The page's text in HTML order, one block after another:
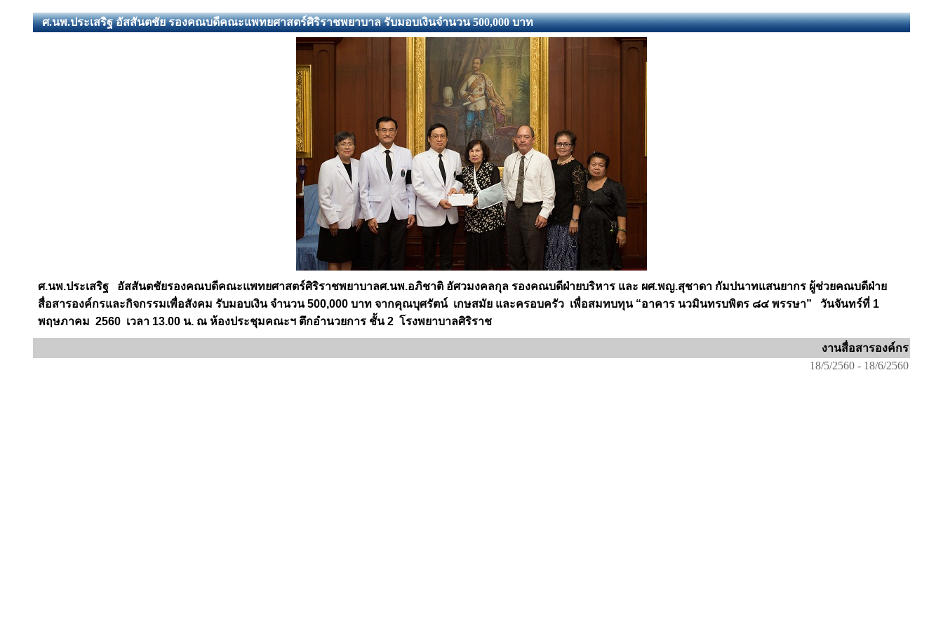
ศ.นพ.ประเสริฐ อัสสันตชัย รองคณบดีคณะแพทยศาสตร์ศิริราชพยาบาล รับมอบเงินจำนวน 500,000 บาท
ศ.นพ.ประเสริฐ อัสสันตชัยรองคณบดีคณะแพทยศาสตร์ศิริราชพยาบาลศ.นพ.อภิชาติ อัศวมงคลกุล รองคณบดีฝ่ายบริหาร และ ผศ.พญ.สุชาดา กัมปนาทแสนยากร ผู้ช่วยคณบดีฝ่าย
สื่อสารองค์กรและกิจกรรมเพื่อสังคม รับมอบเงิน จำนวน 500,000 บาท จากคุณบุศรัตน์ เกษสมัย และครอบครัว เพื่อสมทบทุน “อาคาร นวมินทรบพิตร ๘๔ พรรษา” วันจันทร์ที่ 1
พฤษภาคม 2560 เวลา 13.00 น. ณ ห้องประชุมคณะฯ ตึกอำนวยการ ชั้น 2 โรงพยาบาลศิริราช
งานสื่อสารองค์กร
18/5/2560 - 18/6/2560